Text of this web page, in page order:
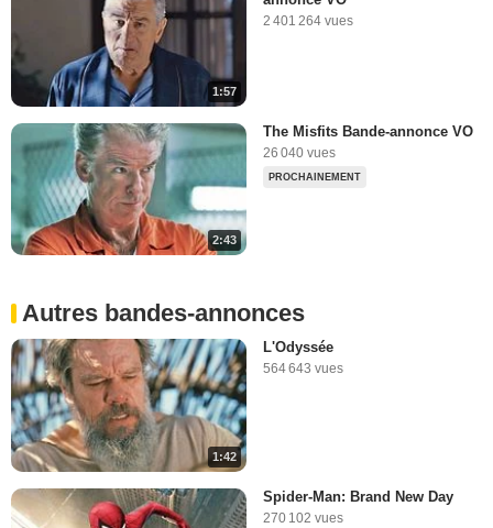
1:57
2 401 264 vues
2:43
The Misfits Bande-annonce VO
26 040 vues
PROCHAINEMENT
Autres bandes-annonces
1:42
L'Odyssée
564 643 vues
Spider-Man: Brand New Day
270 102 vues